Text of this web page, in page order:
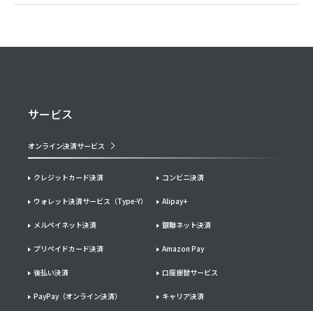
サービス
オンライン決済サービス
クレジットカード決済 コンビニ決済
後払い決済
メルペイネット決済 銀聯ネット決済
プリペイドカード決済 Amazon Pay
口座振替サービス
PayPay（オンライン決済） キャリア決済
ウォレット決済サービス（Type-Y） Alipay+